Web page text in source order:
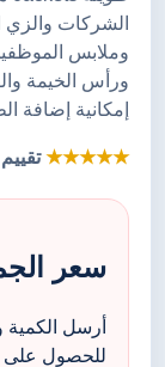
الشركات والزي
وملابس
ورأس الخيمة
إمكانية إضافة
★★★★★تقييم 4.9 • خيار مفضل لطلبات الزي بالجملة
سعر
أرسل الكمية
للحصول على